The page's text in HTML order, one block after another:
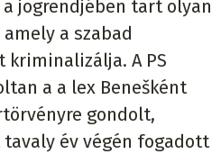
jogrendjében tart olyan
a szabad
A PS
a a lex Benešként
gondolt,
év végén fogadott